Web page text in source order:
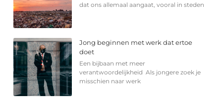
dat ons allemaal aangaat, vooral in steden
Jong beginnen met werk dat ertoe
doet
Een bijbaan met meer
verantwoordelijkheid Als jongere zoek je
misschien naar werk